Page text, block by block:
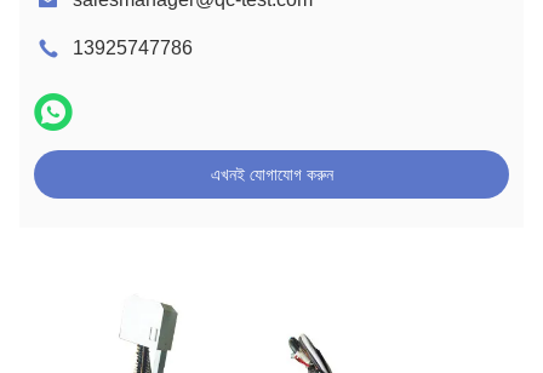
13925747786
এখনই যোগাযোগ করুন